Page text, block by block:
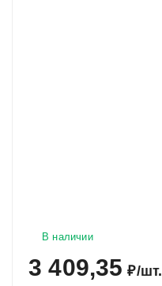
В наличии
3 409,35 ₽/шт.